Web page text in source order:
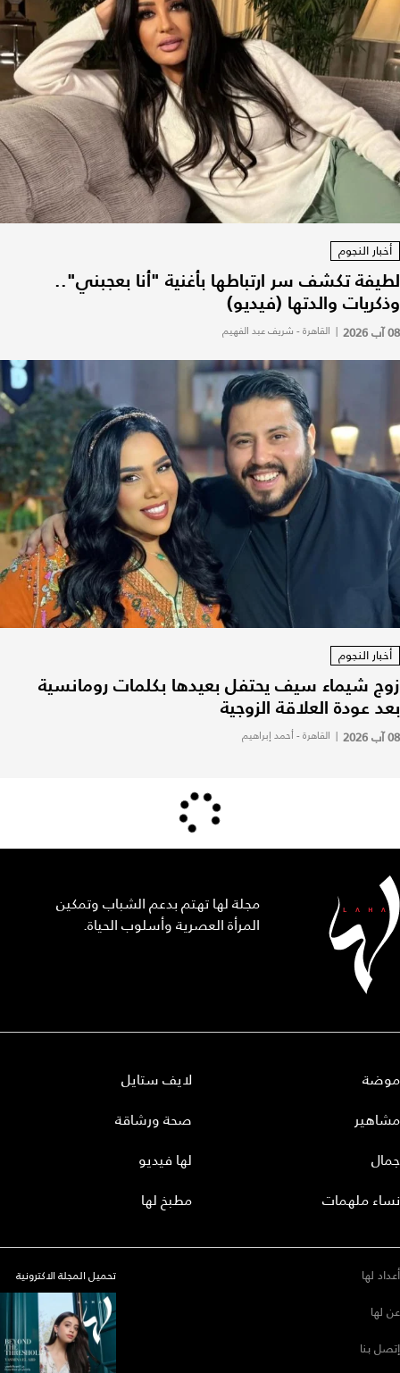
أخبار النجوم
لطيفة تكشف سر ارتباطها بأغنية "أنا بعجبني"..
وذكريات والدتها (فيديو)
08 آب 2026 | القاهرة - شريف عبد الفهيم
أخبار النجوم
زوج شيماء سيف يحتفل بعيدها بكلمات رومانسية
بعد عودة العلاقة الزوجية
08 آب 2026 | القاهرة - أحمد إبراهيم
مجلة لها تهتم بدعم الشباب وتمكين
المرأة العصرية وأسلوب الحياة.
موضة
مشاهير
جمال
نساء ملهمات
لايف ستايل
صحة ورشاقة
لها فيديو
مطبخ لها
أعداد لها
عن لها
إتصل بنا
تحميل المجلة الاكترونية